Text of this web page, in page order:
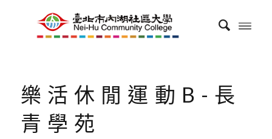
樂活休閒運動B-長
青學苑